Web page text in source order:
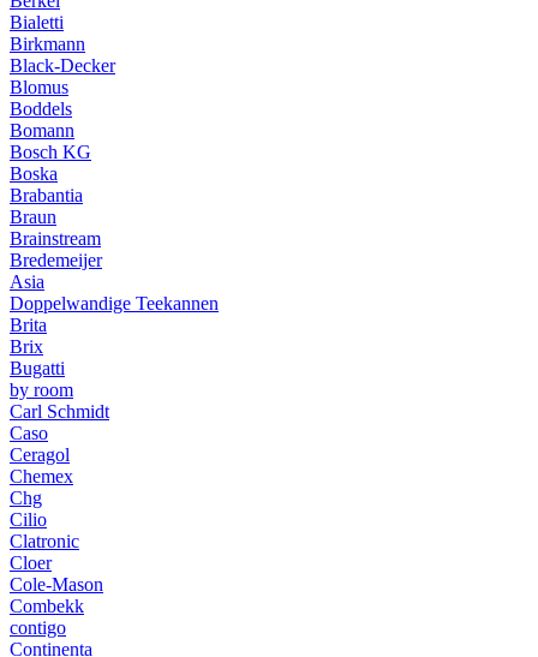
Bialetti
Birkmann
Black-Decker
Blomus
Boddels
Bomann
Bosch KG
Boska
Brabantia
Braun
Brainstream
Bredemeijer
Asia
Doppelwandige Teekannen
Brita
Brix
Bugatti
by room
Carl Schmidt
Caso
Ceragol
Chemex
Chg
Cilio
Clatronic
Cloer
Cole-Mason
Combekk
contigo
Continenta